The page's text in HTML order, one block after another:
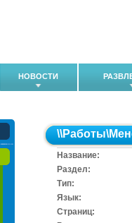
НОВОСТИ
\\Работы\
Название:
Раздел:
Тип:
Язык:
Cтраниц: